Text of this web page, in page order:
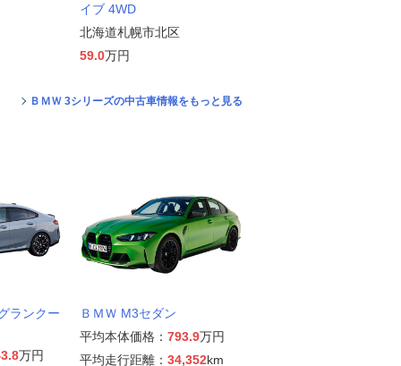
イブ 4WD
北海道札幌市北区
59.0万円
ＢＭＷ 3シリーズの中古車情報をもっと見る
ランクー
万円
ＢＭＷ M3セダン
平均本体価格： 793.9万円
平均走行距離： 34,352km